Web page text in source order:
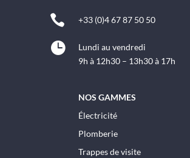
 +33 (0)4 67 87 50 50

Lundi au vendredi
9h à 12h30 – 13h30 à 17h
NOS GAMMES
Électricité
Plomberie
Trappes de visite